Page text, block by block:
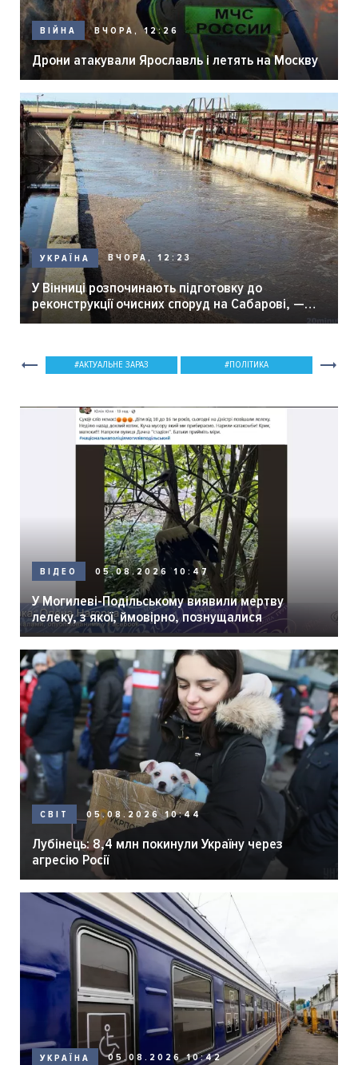
ВІЙНА ВЧОРА, 12:26
Дрони атакували Ярославль і летять на Москву
УКРАЇНА ВЧОРА, 12:23
У Вінниці розпочинають підготовку до
реконструкції очисних споруд на Сабарові, —
мер Вінниці.
АКТУАЛЬНЕ ЗАРАЗ ПОЛІТИКА
ВІДЕО 05.08.2026 10:47
У Могилеві-Подільському виявили мертву
лелеку, з якої, ймовірно, познущалися
СВІТ 05.08.2026 10:44
Лубінець: 8,4 млн покинули Україну через
агресію Росії
УКРАЇНА 05.08.2026 10:42